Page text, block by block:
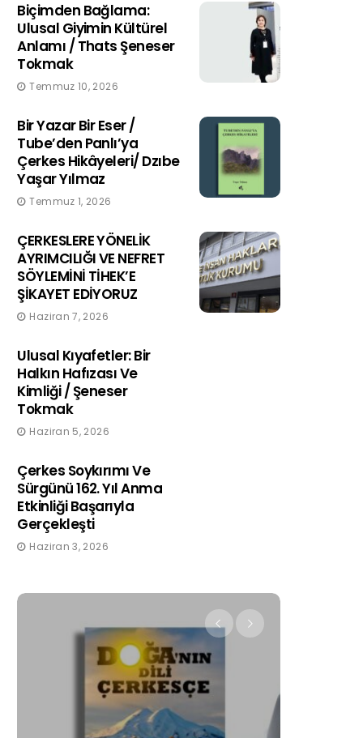
Biçimden Bağlama:
Ulusal Giyimin Kültürel
Anlamı / Thats Şeneser
Tokmak
Temmuz 10, 2026
Bir Yazar Bir Eser /
Tube’den Panlı’ya
Çerkes Hikâyeleri/ Dzıbe
Yaşar Yılmaz
Temmuz 1, 2026
ÇERKESLERE YÖNELİK
AYRIMCILIĞI VE NEFRET
SÖYLEMİNİ TİHEK’E
ŞİKAYET EDİYORUZ
Haziran 7, 2026
Ulusal Kıyafetler: Bir
Halkın Hafızası Ve
Kimliği / Şeneser
Tokmak
Haziran 5, 2026
Çerkes Soykırımı Ve
Sürgünü 162. Yıl Anma
Etkinliği Başarıyla
Gerçekleşti
Haziran 3, 2026